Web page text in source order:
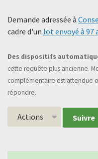
Demande adressée à
cadre d'un lot envoyé à 97
Des dispositifs
cette requête plus ancienne.
complémentaire est attendue
répondre.
Actions Suivre